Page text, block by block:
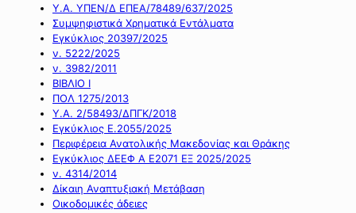
Υ.Α. ΥΠΕΝ/Δ ΕΠΕΑ/78489/637/2025
Συμψηφιστικά Χρηματικά Εντάλματα
Εγκύκλιος 20397/2025
ν. 5222/2025
ν. 3982/2011
ΒΙΒΛΙΟ Ι
ΠΟΛ 1275/2013
Υ.Α. 2/58493/ΔΠΓΚ/2018
Εγκύκλιος Ε.2055/2025
Περιφέρεια Ανατολικής Μακεδονίας και Θράκης
Εγκύκλιος ΔΕΕΦ Α Ε2071 ΕΞ 2025/2025
ν. 4314/2014
Δίκαιη Αναπτυξιακή Μετάβαση
Οικοδομικές άδειες